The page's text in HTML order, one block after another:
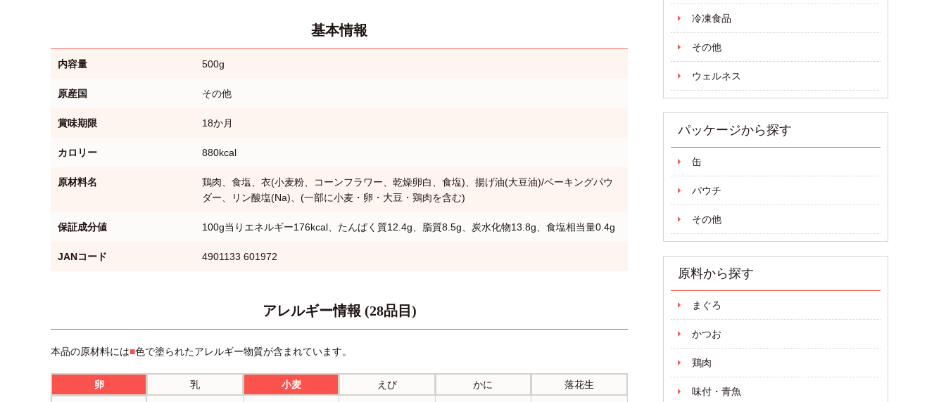
基本情報
内容量 500g
原産国 その他
賞味期限 18か月
カロリー 880kcal
原材料名
鶏肉、食塩、衣(小麦粉、コーンフラワー、乾燥卵白、食塩)、揚げ油(大豆油)/ベーキングパウ
ダー、リン酸塩(Na)、(一部に小麦・卵・大豆・鶏肉を含む)
保証成分値 100g当りエネルギー176kcal、たんぱく質12.4g、脂質8.5g、炭水化物13.8g、食塩相当量0.4g
JANコード 4901133 601972
アレルギー情報 (28品目)
本品の原材料には■色で塗られたアレルギー物質が含まれています。
卵 乳 小麦 えび かに
落花生
冷凍食品
その他
ウェルネス
パッケージから探す
缶
パウチ
その他
原料から探す
まぐろ
かつお
鶏肉
味付・青魚